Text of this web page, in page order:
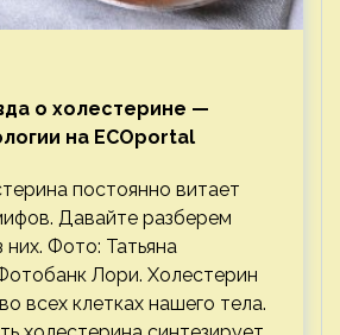
о холестерине —
на ECOportal
постоянно витает
Давайте разберем
них. Фото: Татьяна
Лори. Холестерин
всех клетках нашего тела.